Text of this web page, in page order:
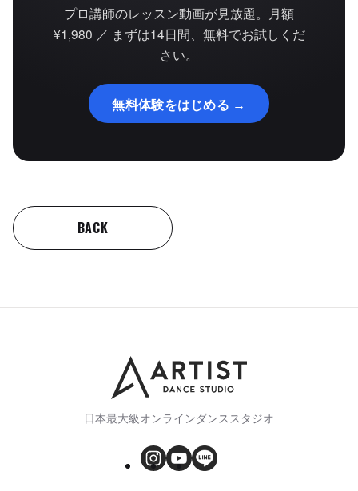
プロ講師のレッスン動画が見放題。月額
¥1,980 ／ まずは14日間、無料でお試しくだ
さい。
無料体験をはじめる →
BACK
日本最大級オンラインダンススタジオ